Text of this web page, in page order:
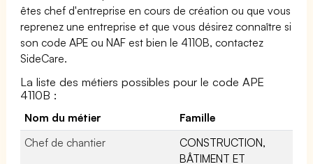
êtes chef d'entreprise en cours de création ou que vous
reprenez une entreprise et que vous désirez connaître si
son code APE ou NAF est bien le 4110B, contactez
SideCare.
La liste des métiers possibles pour le code APE
4110B :
Nom du métier
Famille
Chef de chantier
CONSTRUCTION,
BÂTIMENT ET